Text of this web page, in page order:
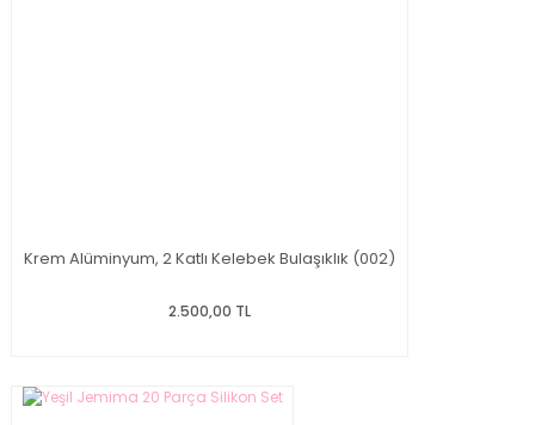
Krem Alüminyum, 2 Katlı Kelebek Bulaşıklık (002)
2.500,00 TL